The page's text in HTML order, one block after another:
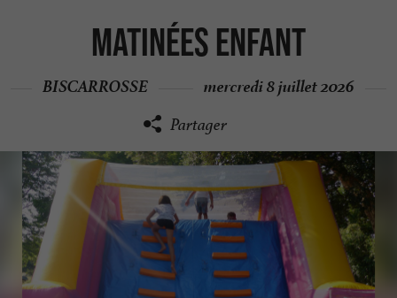
Matinées enfant
BISCARROSSE mercredi 8 juillet 2026
Partager